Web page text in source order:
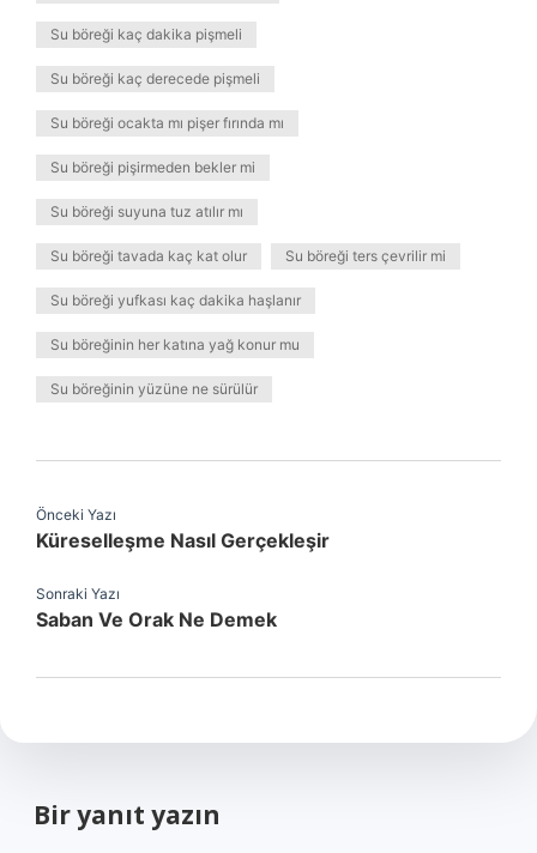
Su böreği kaç dakika pişmeli
Su böreği kaç derecede pişmeli
Su böreği ocakta mı pişer fırında mı
Su böreği pişirmeden bekler mi
Su böreği suyuna tuz atılır mı
Su böreği tavada kaç kat olur Su böreği ters çevrilir mi
Su böreği yufkası kaç dakika haşlanır
Su böreğinin her katına yağ konur mu
Su böreğinin yüzüne ne sürülür
Önceki Yazı
Küreselleşme Nasıl Gerçekleşir
Sonraki Yazı
Saban Ve Orak Ne Demek
Bir yanıt yazın